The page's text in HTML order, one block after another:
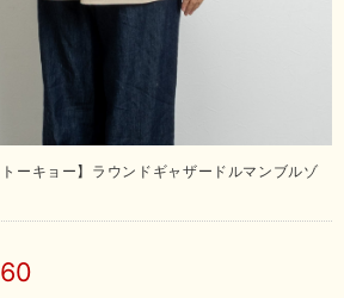
ーキョー】ラウンドギャザードルマンブルゾ